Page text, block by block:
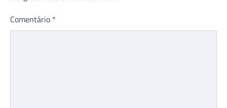
Comentário *